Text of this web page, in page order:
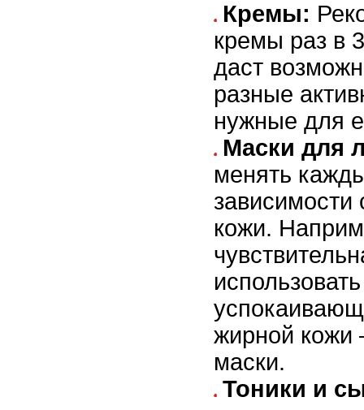
Кремы:
кремы раз в
даст
разные
нужные для
Маски для
менять
зависимости
кожи.
жирной
маски.
Тоники и